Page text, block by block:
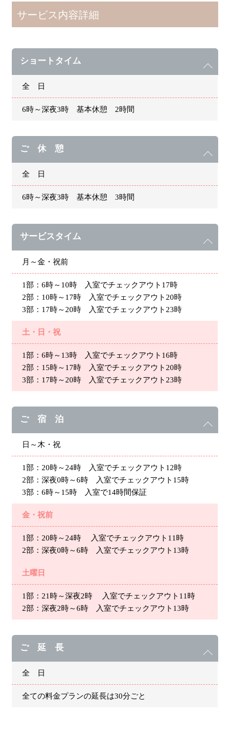
サービス内容詳細
ショートタイム
全 日
6時～深夜3時 基本休憩 2時間
ご 休 憩
全 日
6時～深夜3時 基本休憩 3時間
サービスタイム
月～金・祝前
1部：6時～10時 入室でチェックアウト17時
2部：10時～17時 入室でチェックアウト20時
3部：17時～20時 入室でチェックアウト23時
土・日・祝
1部：6時～13時 入室でチェックアウト16時
2部：15時～17時 入室でチェックアウト20時
3部：17時～20時 入室でチェックアウト23時
ご 宿 泊
日～木・祝
1部：20時～24時 入室でチェックアウト12時
2部：深夜0時～6時 入室でチェックアウト15時
3部：6時～15時 入室で14時間保証
金・祝前
1部：20時～24時 入室でチェックアウト11時
2部：深夜0時～6時 入室でチェックアウト13時
土曜日
1部：21時～深夜2時 入室でチェックアウト11時
2部：深夜2時～6時 入室でチェックアウト13時
ご 延 長
全 日
全ての料金プランの延長は30分ごと